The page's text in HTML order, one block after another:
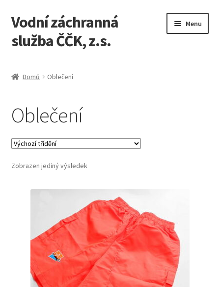
Přeskočit
na
navigaci
Přejít
k
obsahu
Vodní záchranná
služba ČČK, z.s.
Menu
Košík
Můj účet
Pokladna
Zásady ochrany osobních údajů
Domů Oblečení
Oblečení
Zobrazen jediný výsledek